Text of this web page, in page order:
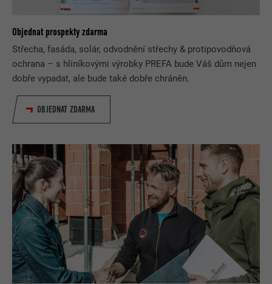
Objednat prospekty zdarma
Střecha, fasáda, solár, odvodnění střechy & protipovodňová
ochrana – s hliníkovými výrobky PREFA bude Váš dům nejen
dobře vypadat, ale bude také dobře chráněn.
OBJEDNAT ZDARMA